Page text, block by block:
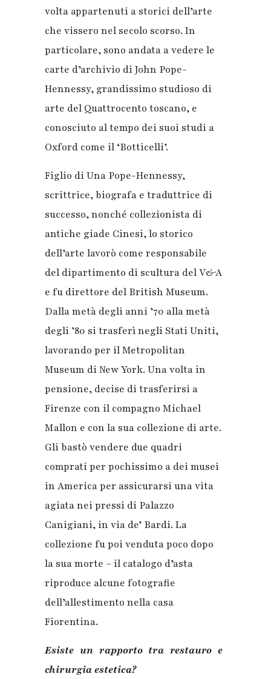
volta appartenuti a storici dell’arte
che vissero nel secolo scorso. In
particolare, sono andata a vedere le
carte d’archivio di John Pope-
Hennessy, grandissimo studioso di
arte del Quattrocento toscano, e
conosciuto al tempo dei suoi studi a
Oxford come il ‘Botticelli’.
Figlio di Una Pope-Hennessy,
scrittrice, biografa e traduttrice di
successo, nonché collezionista di
antiche giade Cinesi, lo storico
dell’arte lavorò come responsabile
del dipartimento di scultura del V&A
e fu direttore del British Museum.
Dalla metà degli anni ’70 alla metà
degli ’80 si trasferì negli Stati Uniti,
lavorando per il Metropolitan
Museum di New York. Una volta in
pensione, decise di trasferirsi a
Firenze con il compagno Michael
Mallon e con la sua collezione di arte.
Gli bastò vendere due quadri
comprati per pochissimo a dei musei
in America per assicurarsi una vita
agiata nei pressi di Palazzo
Canigiani, in via de’ Bardi. La
collezione fu poi venduta poco dopo
la sua morte – il catalogo d’asta
riproduce alcune fotografie
dell’allestimento nella casa
Fiorentina.
Esiste un rapporto tra restauro e
chirurgia estetica?